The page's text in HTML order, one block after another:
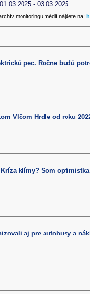
- 03.03.2025
monitoringu médií nájdete na:
pec. Ročne budú
Vlčom Hrdle od roku
klímy? Som
aj pre autobusy a